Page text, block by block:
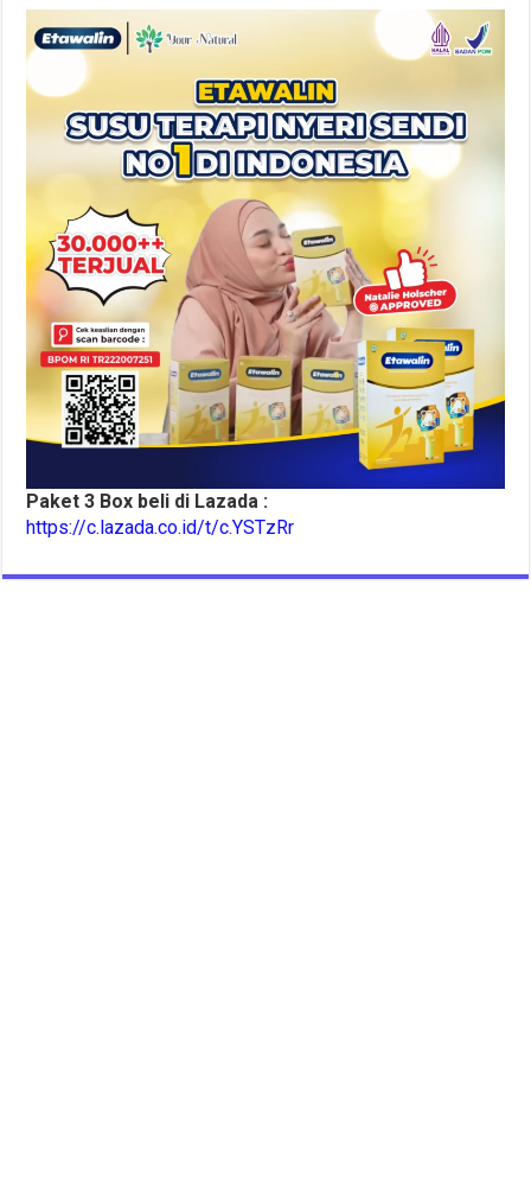
Paket 3 Box beli di Lazada :
https://c.lazada.co.id/t/c.YSTzRr